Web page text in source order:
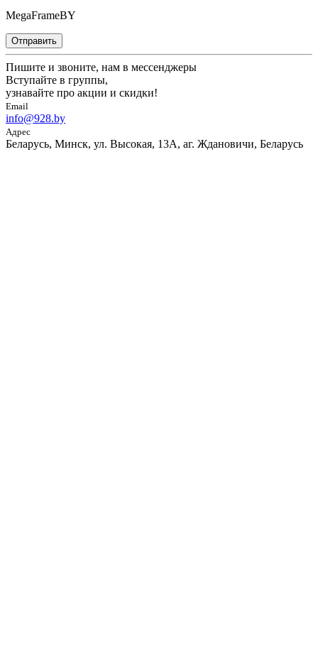
MegaFrameBY
Отправить
Пишите и звоните, нам в мессенджеры
Вступайте в группы,
узнавайте про акции и скидки!
Email
info@928.by
Адрес
Беларусь, Минск, ул. Высокая, 13А, аг. Ждановичи, Беларусь